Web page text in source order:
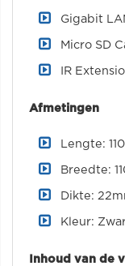
Gigabit
Micro SD
IR
Afmetingen
Lengte:
Breedte:
Dikte:
Kleur:
Inhoud van de